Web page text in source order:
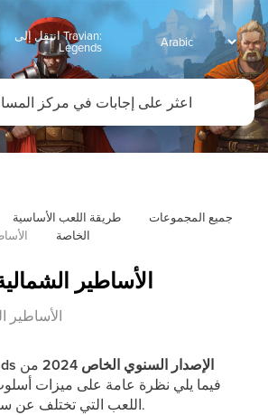
انتقل إلى Travian:
Legends
جميع المجموعات طريقة اللعب الأساسية
الخاصة
الأساطير
الأساطير
الإصدار السنوي الخاص 2024
من
اللعب التي تختلف عن سيرفرات اللعبة العادية.